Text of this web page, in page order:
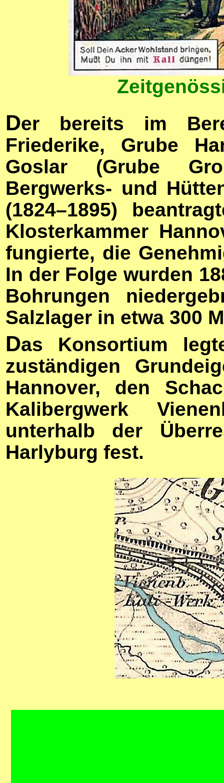
Der bereits im
Friederike, Grube
Goslar (Grube
Bergwerks- und
(1824–1895)
Klosterkammer
fungierte, die
In der Folge wurden
Bohrungen
Salzlager in etwa 300
Das Konsortium
zuständigen
Hannover, den
Kalibergwerk
unterhalb der
Harlyburg fest.